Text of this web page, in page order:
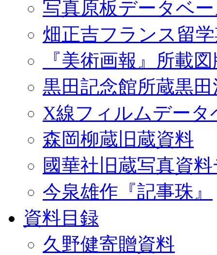
写真原板データベ
畑正吉フランス留
『美術画報』所載
黒田記念館所蔵黒
X線フィルムデータ
森岡柳蔵旧蔵資料
國華社旧蔵写真資
今泉雄作『記事珠』
資料目録
久野健寄贈資料